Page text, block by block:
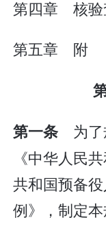
第四章 核验
第五章
第一条 为
《中华人民
共和国预备
例》，制定本